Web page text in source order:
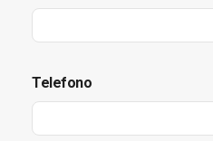
Telefono